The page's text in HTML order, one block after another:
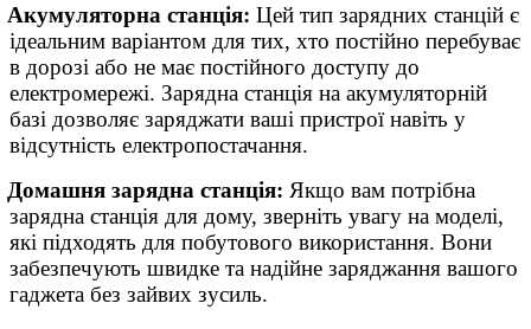
Акумуляторна станція: Цей тип зарядних станцій є
ідеальним варіантом для тих, хто постійно перебуває
в дорозі або не має постійного доступу до
електромережі. Зарядна станція на акумуляторній
базі дозволяє заряджати ваші пристрої навіть у
відсутність електропостачання.
Домашня зарядна станція: Якщо вам потрібна
зарядна станція для дому, зверніть увагу на моделі,
які підходять для побутового використання. Вони
забезпечують швидке та надійне заряджання вашого
гаджета без зайвих зусиль.